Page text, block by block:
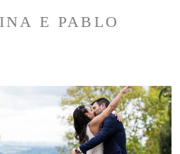
E PABLO